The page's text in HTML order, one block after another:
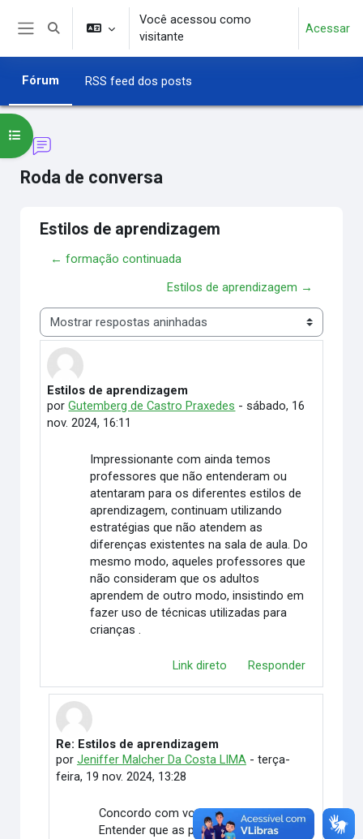
Ir para o conteúdo principal
Alternar entrada de pesquisa
Você acessou como
visitante
Acessar
Fórum RSS feed dos posts
Roda de conversa
Abrir índice do curso
Estilos de aprendizagem
← formação continuada
Estilos de aprendizagem →
Modo de visualização
Estilos de aprendizagem
porGutemberg de Castro Praxedes -sábado, 16
nov. 2024, 16:11
Número de respostas: 1
Impressionante com ainda temos
professores que não entenderam ou
atentaram para os diferentes estilos de
aprendizagem, continuam utilizando
estratégias que não atendem as
diferenças existentes na sala de aula. Do
mesmo modo, aqueles professores que
não consideram que os adultos
aprendem de outro modo, insistindo em
fazer uso de técnicas utilizadas para
crianças .
Link direto Responder
Em resposta à Gutemberg de Castro Praxedes
Re: Estilos de aprendizagem
por Jeniffer Malcher Da Costa LIMA- terça-
feira, 19 nov. 2024, 13:28
Concordo com você, Gutemberg.
Entender que as pessoas possuem